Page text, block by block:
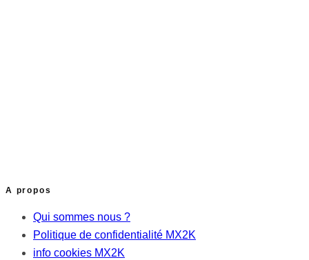
A propos
Qui sommes nous ?
Politique de confidentialité MX2K
info cookies MX2K